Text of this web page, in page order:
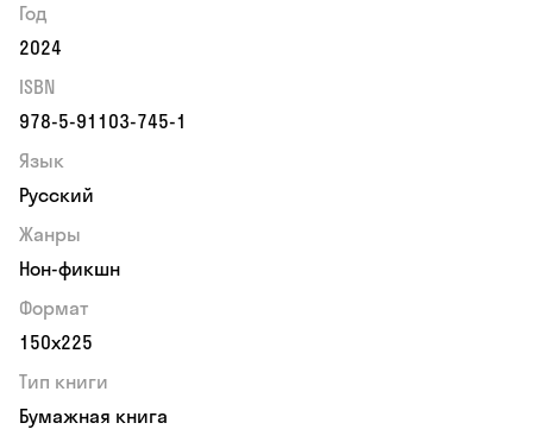
Год
2024
ISBN
978-5-91103-745-1
Язык
Русский
Жанры
Нон-фикшн
Формат
150x225
Тип книги
Бумажная книга